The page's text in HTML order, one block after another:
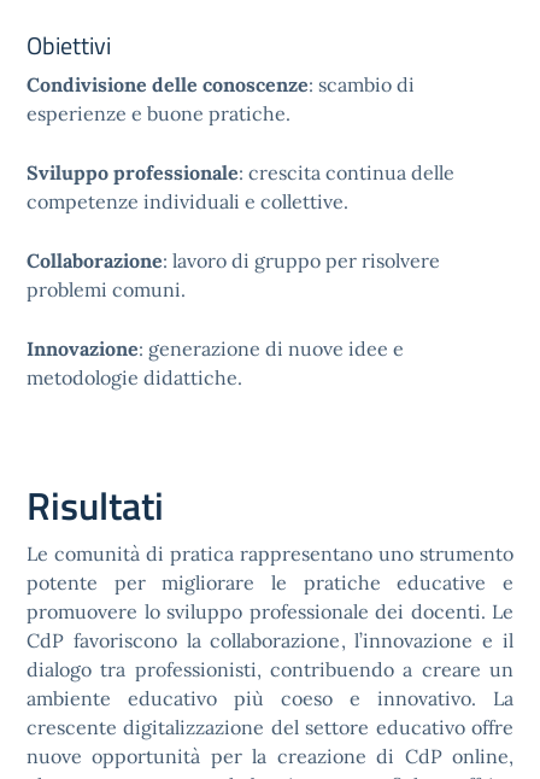
Obiettivi
Condivisione delle conoscenze: scambio di
esperienze e buone pratiche.
Sviluppo professionale: crescita continua delle
competenze individuali e collettive.
Collaborazione: lavoro di gruppo per risolvere
problemi comuni.
Innovazione: generazione di nuove idee e
metodologie didattiche.
Risultati
Le comunità di pratica rappresentano uno strumento
potente per migliorare le pratiche educative e
promuovere lo sviluppo professionale dei docenti. Le
CdP favoriscono la collaborazione, l’innovazione e il
dialogo tra professionisti, contribuendo a creare un
ambiente educativo più coeso e innovativo. La
crescente digitalizzazione del settore educativo offre
nuove opportunità per la creazione di CdP online,